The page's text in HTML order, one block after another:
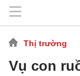
Thị trường
Vụ con